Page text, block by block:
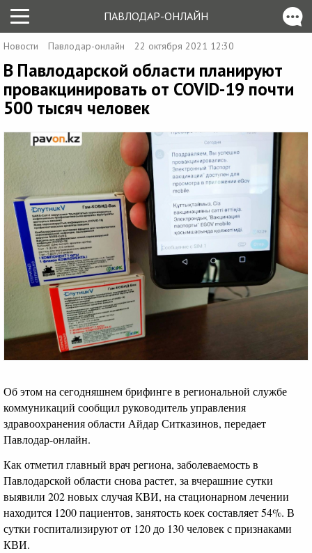
ПАВЛОДАР-ОНЛАЙН
Новости Павлодар-онлайн 22 октября 2021 12:30
В Павлодарской области планируют
провакцинировать от COVID-19 почти
500 тысяч человек
Об этом на сегодняшнем брифинге в региональной службе
коммуникаций сообщил руководитель управления
здравоохранения области Айдар Ситказинов, передает
Павлодар-онлайн.
Как отметил главный врач региона, заболеваемость в
Павлодарской области снова растет, за вчерашние сутки
выявили 202 новых случая КВИ, на стационарном лечении
находится 1200 пациентов, занятость коек составляет 54%. В
сутки госпитализируют от 120 до 130 человек с признаками
КВИ.